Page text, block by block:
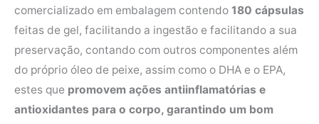
comercializado em embalagem contendo 180 cápsulas
feitas de gel, facilitando a ingestão e facilitando a sua
preservação, contando com outros componentes além
do próprio óleo de peixe, assim como o DHA e o EPA,
estes que promovem ações antiinflamatórias e
antioxidantes para o corpo, garantindo um bom